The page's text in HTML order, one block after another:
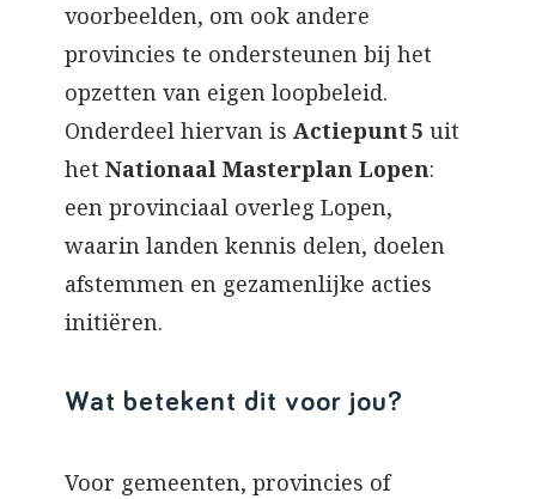
voorbeelden, om ook andere
provincies te ondersteunen bij het
opzetten van eigen loopbeleid.
Onderdeel hiervan is Actiepunt 5 uit
het Nationaal Masterplan Lopen:
een provinciaal overleg Lopen,
waarin landen kennis delen, doelen
afstemmen en gezamenlijke acties
initiëren.
Wat betekent dit voor jou?
Voor gemeenten, provincies of